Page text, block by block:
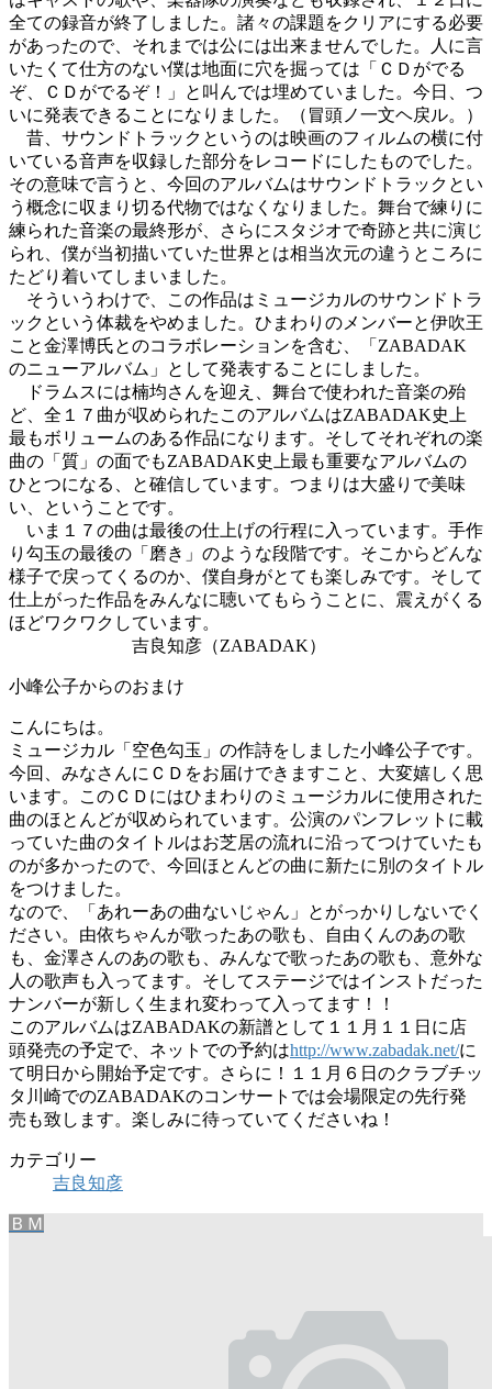
全ての録音が終了しました。諸々の課題をクリアにする必要
があったので、それまでは公には出来ませんでした。人に言
いたくて仕方のない僕は地面に穴を掘っては「ＣＤがでる
ぞ、ＣＤがでるぞ！」と叫んでは埋めていました。今日、つ
いに発表できることになりました。（冒頭ノ一文ヘ戻ル。）
昔、サウンドトラックというのは映画のフィルムの横に付
いている音声を収録した部分をレコードにしたものでした。
その意味で言うと、今回のアルバムはサウンドトラックとい
う概念に収まり切る代物ではなくなりました。舞台で練りに
練られた音楽の最終形が、さらにスタジオで奇跡と共に演じ
られ、僕が当初描いていた世界とは相当次元の違うところに
たどり着いてしまいました。
そういうわけで、この作品はミュージカルのサウンドトラ
ックという体裁をやめました。ひまわりのメンバーと伊吹王
こと金澤博氏とのコラボレーションを含む、「ZABADAK
のニューアルバム」として発表することにしました。
ドラムスには楠均さんを迎え、舞台で使われた音楽の殆
ど、全１７曲が収められたこのアルバムはZABADAK史上
最もボリュームのある作品になります。そしてそれぞれの楽
曲の「質」の面でもZABADAK史上最も重要なアルバムの
ひとつになる、と確信しています。つまりは大盛りで美味
い、ということです。
いま１７の曲は最後の仕上げの行程に入っています。手作
り勾玉の最後の「磨き」のような段階です。そこからどんな
様子で戻ってくるのか、僕自身がとても楽しみです。そして
仕上がった作品をみんなに聴いてもらうことに、震えがくる
ほどワクワクしています。
吉良知彦（ZABADAK）
小峰公子からのおまけ
こんにちは。
ミュージカル「空色勾玉」の作詩をしました小峰公子です。
今回、みなさんにＣＤをお届けできますこと、大変嬉しく思
います。このＣＤにはひまわりのミュージカルに使用された
曲のほとんどが収められています。公演のパンフレットに載
っていた曲のタイトルはお芝居の流れに沿ってつけていたも
のが多かったので、今回ほとんどの曲に新たに別のタイトル
をつけました。
なので、「あれーあの曲ないじゃん」とがっかりしないでく
ださい。由依ちゃんが歌ったあの歌も、自由くんのあの歌
も、金澤さんのあの歌も、みんなで歌ったあの歌も、意外な
人の歌声も入ってます。そしてステージではインストだった
ナンバーが新しく生まれ変わって入ってます！！
このアルバムはZABADAKの新譜として１１月１１日に店
頭発売の予定で、ネットでの予約はhttp://www.zabadak.net/に
て明日から開始予定です。さらに！１１月６日のクラブチッ
タ川崎でのZABADAKのコンサートでは会場限定の先行発
売も致します。楽しみに待っていてくださいね！
カテゴリー
吉良知彦
ＢＭ